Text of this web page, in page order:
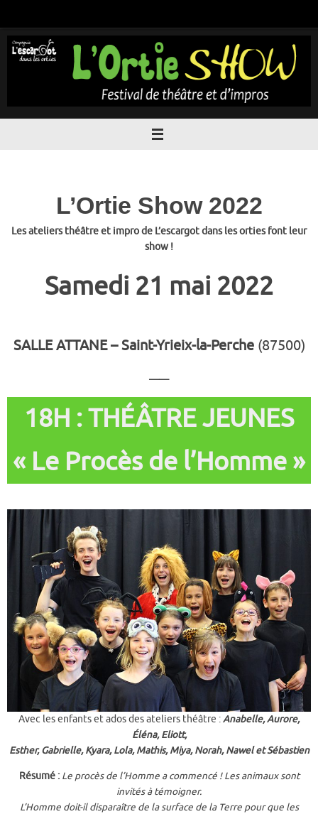
contenu
L’Ortie Show 2022
Les ateliers théâtre et impro de L’escargot dans les orties font leur
show !
Samedi 21 mai 2022
SALLE ATTANE – Saint-Yrieix-la-Perche(87500)
——
18H : THÉÂTRE JEUNES
« Le Procès de l’Homme »
Avec les enfants et ados des ateliers théâtre :Anabelle, Aurore,
Éléna, Eliott,
Esther,Gabrielle, Kyara, Lola, Mathis, Miya, Norah, Nawel et Sébastien
Résumé : Le procès de l’Homme a commencé ! Les animaux sont
invités à témoigner.
L’Homme doit-il disparaître de la surface de la Terre pour que les